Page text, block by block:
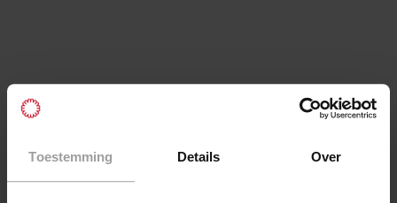
Toestemming Details Over